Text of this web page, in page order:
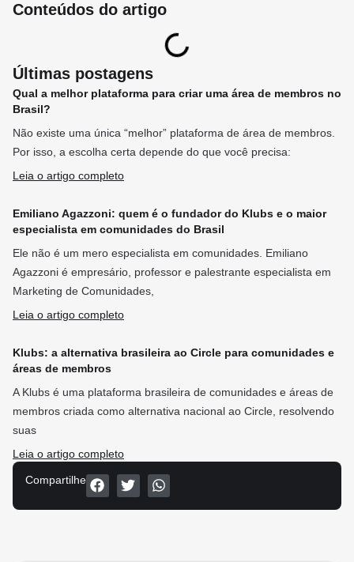
Conteúdos do artigo
Últimas postagens
Qual a melhor plataforma para criar uma área de membros no
Brasil?
Não existe uma única “melhor” plataforma de área de membros.
Por isso, a escolha certa depende do que você precisa:
Leia o artigo completo
Emiliano Agazzoni: quem é o fundador do Klubs e o maior
especialista em comunidades do Brasil
Ele não é um mero especialista em comunidades. Emiliano
Agazzoni é empresário, professor e palestrante especialista em
Marketing de Comunidades,
Leia o artigo completo
Klubs: a alternativa brasileira ao Circle para comunidades e
áreas de membros
A Klubs é uma plataforma brasileira de comunidades e áreas de
membros criada como alternativa nacional ao Circle, resolvendo
suas
Leia o artigo completo
Compartilhe